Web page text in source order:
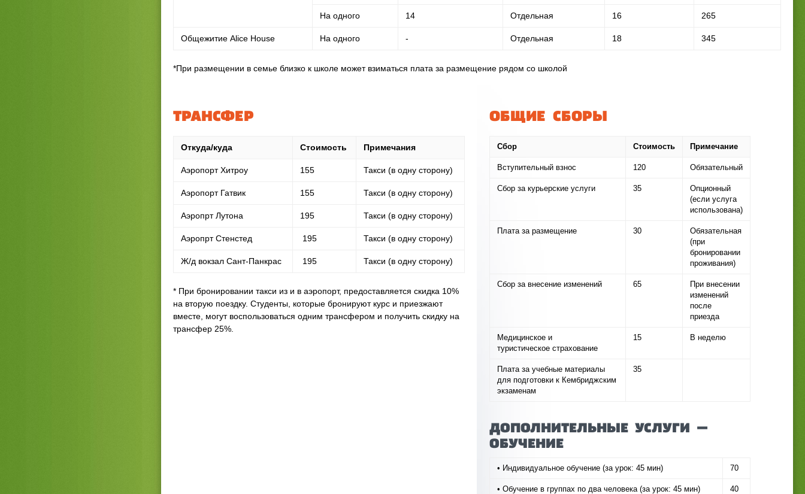
На одного 14 Отдельная 16 265
Общежитие Alice House На одного - Отдельная 18 345
*При размещении в семье близко к школе может взиматься плата за размещение рядом со школой
ТРАНСФЕР
Откуда/куда Стоимость Примечания
Аэропорт Хитроу 155 Такси (в одну сторону)
Аэропорт Гатвик 155 Такси (в одну сторону)
Аэропрт Лутона 195 Такси (в одну сторону)
Аэропрт Стенстед 195 Такси (в одну сторону)
Ж/д вокзал Сант-Панкрас 195 Такси (в одну сторону)
* При бронировании такси из и в аэропорт, предоставляется скидка 10%
на вторую поездку. Студенты, которые бронируют курс и приезжают
вместе, могут воспользоваться одним трансфером и получить скидку на
трансфер 25%.
ОБЩИЕ СБОРЫ
Сбор Стоимость Примечание
Вступительный взнос 120 Обязательный
Сбор за курьерские услуги 35
Опционный
(если услуга
использована)
Плата за размещение 30
Обязательная
(при
бронировании
проживания)
Сбор за внесение изменений 65
При внесении
изменений
после
приезда
Медицинское и
туристическое страхование
15 В неделю
Плата за учебные материалы
для подготовки к Кембриджским
экзаменам
35
ДОПОЛНИТЕЛЬНЫЕ УСЛУГИ —
ОБУЧЕНИЕ
• Индивидуальное обучение (за урок: 45 мин) 70
• Обучение в группах по два человека (за урок: 45 мин) 40